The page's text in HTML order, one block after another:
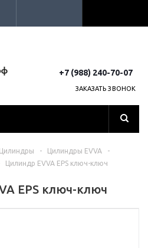
+7 (988) 240-70-07
ЗАКАЗАТЬ ЗВОНОК
Цилиндры - Цилиндры EVVA
-
Цилиндр EVVA EPS ключ-ключ
EPS ключ-ключ